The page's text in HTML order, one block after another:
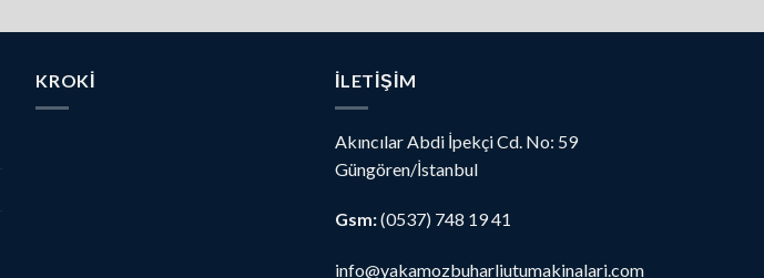
KROKI İLETIŞIM
Akıncılar Abdi İpekçi Cd. No: 59
Güngören/İstanbul
Gsm:(0537) 748 19 41
info@yakamozbuharliutumakinalari.com